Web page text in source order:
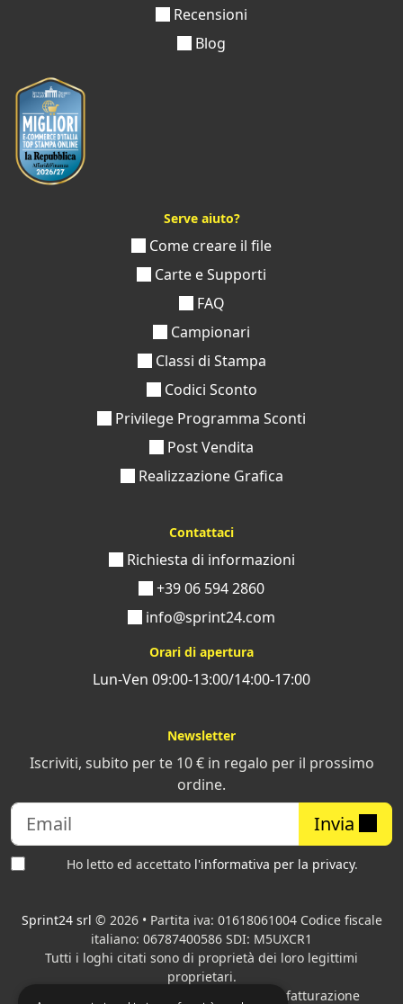
Recensioni
Blog
Serve aiuto?
Come creare il file
Carte e Supporti
FAQ
Campionari
Classi di Stampa
Codici Sconto
Privilege Programma Sconti
Post Vendita
Realizzazione Grafica
Contattaci
Richiesta di informazioni
+39 06 594 2860
info@sprint24.com
Orari di apertura
Lun-Ven 09:00-13:00/14:00-17:00
Newsletter
Iscriviti, subito per te 10 € in regalo per il prossimo
ordine.
Invia
Ho letto ed accettato l'informativa per la privacy.
Sprint24 srl © 2026 • Partita iva: 01618061004 Codice fiscale
italiano: 06787400586 SDI: M5UXCR1
Tutti i loghi citati sono di proprietà dei loro legittimi
proprietari.
adibita alla fatturazione